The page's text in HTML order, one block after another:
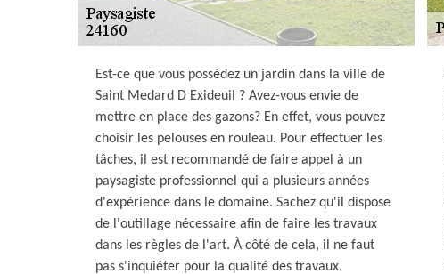
Est-ce que vous possédez un jardin dans la ville de
Saint Medard D Exideuil ? Avez-vous envie de
mettre en place des gazons? En effet, vous pouvez
choisir les pelouses en rouleau. Pour effectuer les
tâches, il est recommandé de faire appel à un
paysagiste professionnel qui a plusieurs années
d'expérience dans le domaine. Sachez qu'il dispose
de l'outillage nécessaire afin de faire les travaux
dans les règles de l'art. À côté de cela, il ne faut
pas s'inquiéter pour la qualité des travaux.